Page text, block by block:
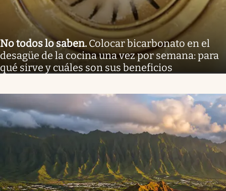
No todos lo saben. Colocar bicarbonato en el
desagüe de la cocina una vez por semana: para
qué sirve y cuáles son sus beneficios